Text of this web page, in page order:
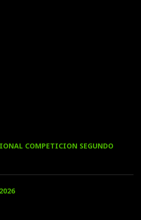
COMPETICION SEGUNDO